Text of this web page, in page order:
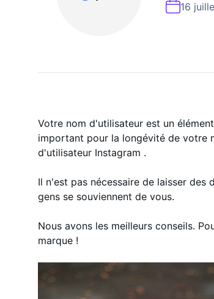
16
Votre nom d'utilisateur est un
important pour la longévité de votre
d'utilisateur Instagram .
Il n'est pas nécessaire de laisser
gens se souviennent de vous.
Nous avons les meilleurs conseils.
marque !